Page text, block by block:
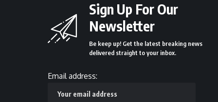
Sign Up For Our
Newsletter
Be keep up! Get the latest breaking news
delivered straight to your inbox.
Email address: